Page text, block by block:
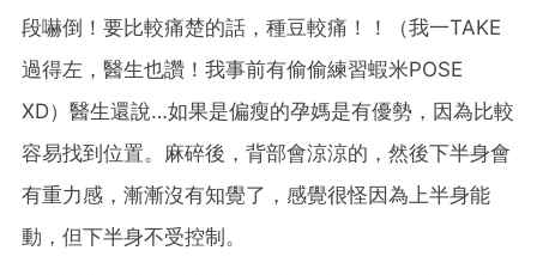
段嚇倒！要比較痛楚的話，種豆較痛！！（我一TAKE
過得左，醫生也讚！我事前有偷偷練習蝦米POSE
XD）醫生還說…如果是偏瘦的孕媽是有優勢，因為比較
容易找到位置。麻碎後，背部會涼涼的，然後下半身會
有重力感，漸漸沒有知覺了，感覺很怪因為上半身能
動，但下半身不受控制。